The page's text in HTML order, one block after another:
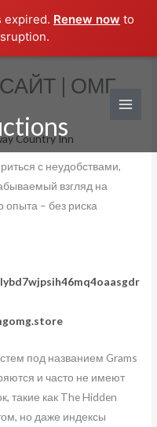
expired. Renew now to
САЙТ | ОМГ
Country Inn
с неудобствами,
взгляд на
опыта – без риска
под названием Grams
и часто не имеют
такие как The Hidden
но даже индексы